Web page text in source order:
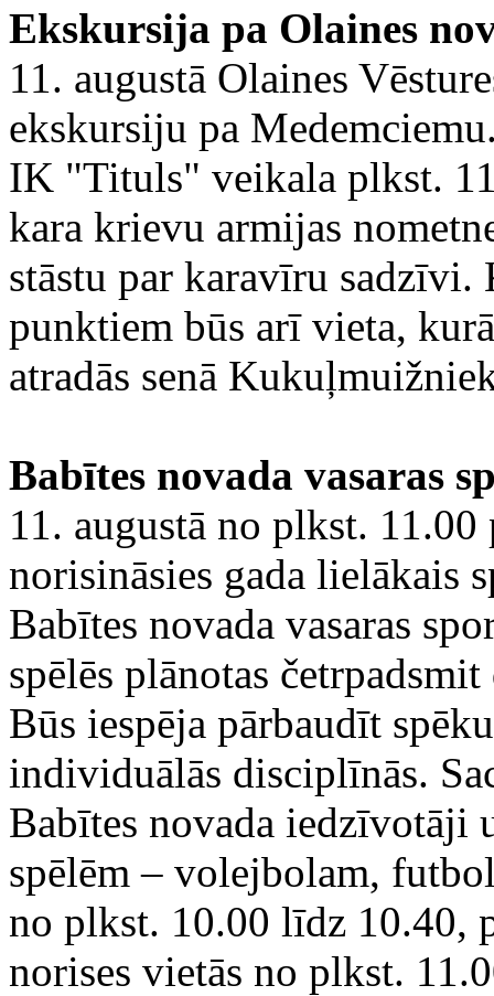
Ekskursija pa Olaines
11. augustā Olaines
ekskursiju pa
IK "Tituls" veikala plkst.
kara krievu armijas
stāstu par karavīru sadzīvi.
punktiem būs arī vieta,
atradās senā
Babītes novada vasaras
11. augustā no plkst.
norisināsies gada lielākais
Babītes novada vasaras
spēlēs plānotas
Būs iespēja pārbaudīt
individuālās disciplīnās.
Babītes novada iedzīvotāji
spēlēm – volejbolam,
no plkst. 10.00 līdz 10.40,
norises vietās no plkst.